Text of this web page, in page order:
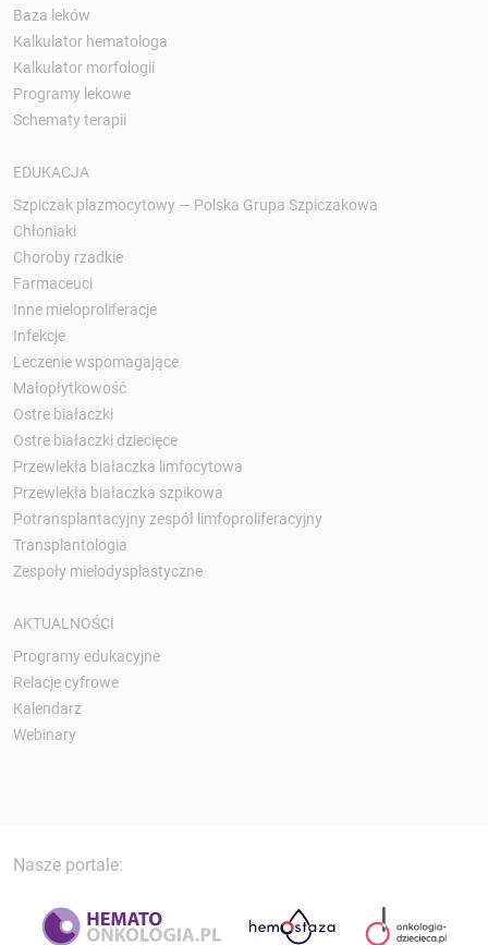
Baza leków
Kalkulator hematologa
Kalkulator morfologii
Programy lekowe
Schematy terapii
EDUKACJA
Szpiczak plazmocytowy — Polska Grupa Szpiczakowa
Chłoniaki
Choroby rzadkie
Farmaceuci
Inne mieloproliferacje
Infekcje
Leczenie wspomagające
Małopłytkowość
Ostre białaczki
Ostre białaczki dziecięce
Przewlekła białaczka limfocytowa
Przewlekła białaczka szpikowa
Potransplantacyjny zespół limfoproliferacyjny
Transplantologia
Zespoły mielodysplastyczne
AKTUALNOŚCI
Programy edukacyjne
Relacje cyfrowe
Kalendarz
Webinary
Nasze portale: